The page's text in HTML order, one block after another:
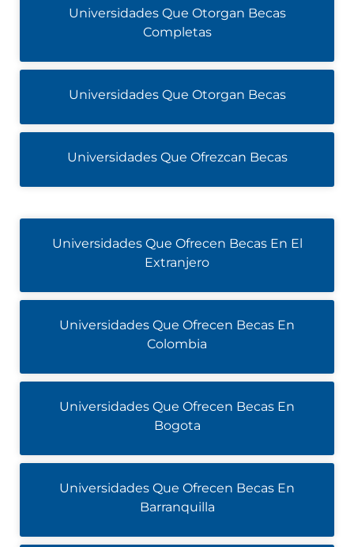
Universidades Que Otorgan Becas
Completas
Universidades Que Otorgan Becas
Universidades Que Ofrezcan Becas
Universidades Que Ofrecen Becas En El
Extranjero
Universidades Que Ofrecen Becas En
Colombia
Universidades Que Ofrecen Becas En
Bogota
Universidades Que Ofrecen Becas En
Barranquilla